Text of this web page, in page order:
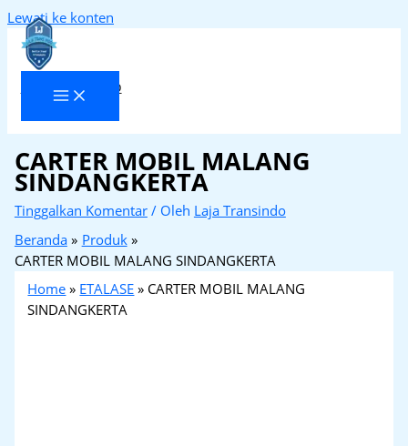
Lewati ke konten
Laja Transindo
CARTER MOBIL MALANG
SINDANGKERTA
Tinggalkan Komentar / Oleh Laja Transindo
Beranda
Produk
CARTER MOBIL MALANG SINDANGKERTA
Home » ETALASE » CARTER MOBIL MALANG
SINDANGKERTA